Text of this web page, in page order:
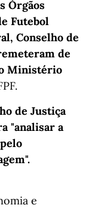
Órgãos
Futebol
Conselho de
de
Ministério
de Justiça
"analisar a
e